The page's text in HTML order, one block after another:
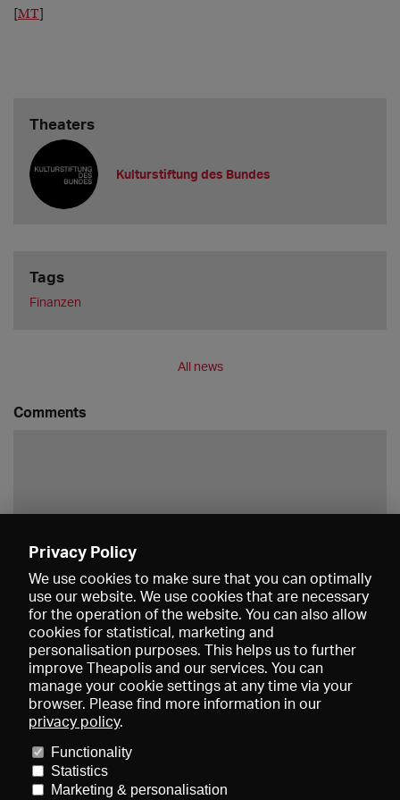
[MT]
Theaters
Kulturstiftung des Bundes
Tags
Finanzen
All news
Comments
About us
Imprint
Privacy Policy
We use cookies to make sure that you can optimally
use our website. We use cookies that are necessary
for the operation of the website. You can also allow
cookies for statistical, marketing and
personalisation purposes. This helps us to further
improve Theapolis and our services. You can
manage your cookie settings at any time via your
browser. Please find more information in our
privacy policy.
Functionality
Statistics
Marketing & personalisation